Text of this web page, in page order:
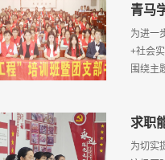
青马
为进一
+社会
围绕主
求职
为切实